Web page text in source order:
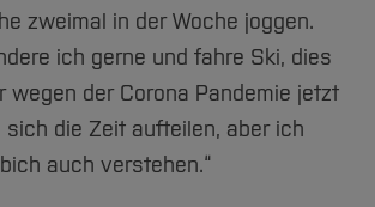
zweimal in der Woche joggen.
ich gerne und fahre Ski, dies
wegen der Corona Pandemie jetzt
sich die Zeit aufteilen, aber ich
auch verstehen.“